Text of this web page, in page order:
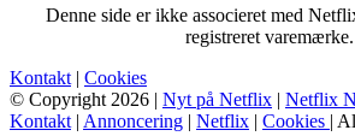
Denne side er ikke associeret med
registreret varemærke.
Kontakt | Cookies
© Copyright 2026 | Nyt på Netflix | Netflix
Kontakt | Annoncering | Netflix | Cookies |